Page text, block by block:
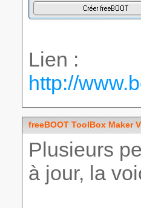
Lien :
http://
freeBOOT ToolBox Maker
Plusieurs
à jour, la